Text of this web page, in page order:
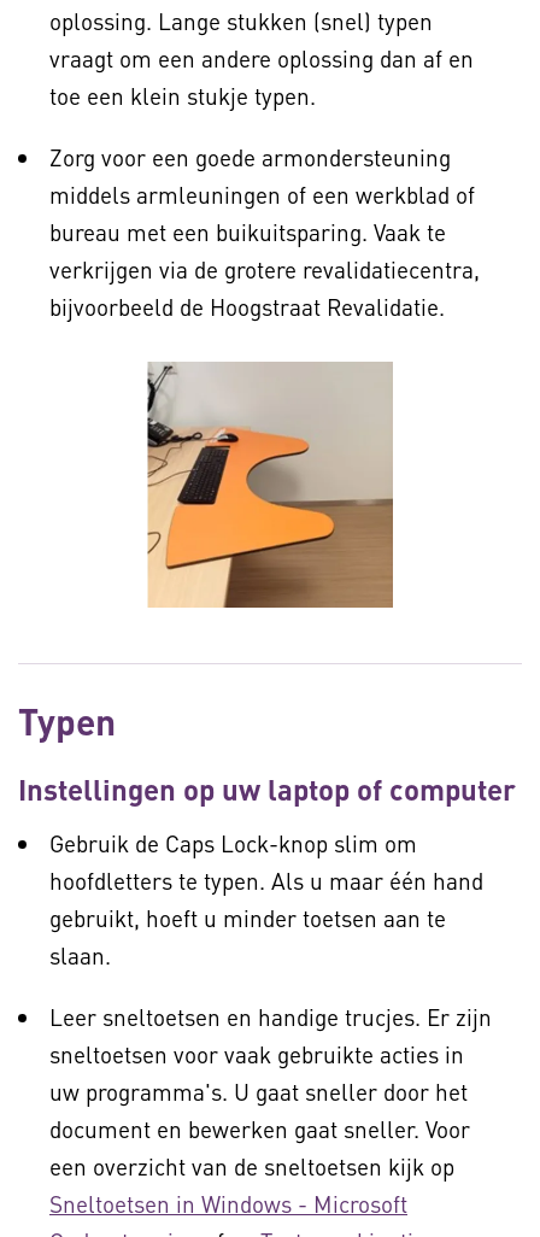
oplossing. Lange stukken (snel) typen
vraagt om een andere oplossing dan af en
toe een klein stukje typen.
Zorg voor een goede armondersteuning
middels armleuningen of een werkblad of
bureau met een buikuitsparing. Vaak te
verkrijgen via de grotere revalidatiecentra,
bijvoorbeeld de Hoogstraat Revalidatie.
Typen
Instellingen op uw laptop of computer
Gebruik de Caps Lock-knop slim om
hoofdletters te typen. Als u maar één hand
gebruikt, hoeft u minder toetsen aan te
slaan.
Leer sneltoetsen en handige trucjes. Er zijn
sneltoetsen voor vaak gebruikte acties in
uw programma's. U gaat sneller door het
document en bewerken gaat sneller. Voor
een overzicht van de sneltoetsen kijk op
Sneltoetsen in Windows - Microsoft